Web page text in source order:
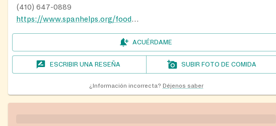
(410) 647-0889
https://www.spanhelps.org/food_drive
ACUÉRDAME
ESCRIBIR UNA RESEÑA SUBIR FOTO DE COMIDA
¿Información incorrecta? Déjenos saber